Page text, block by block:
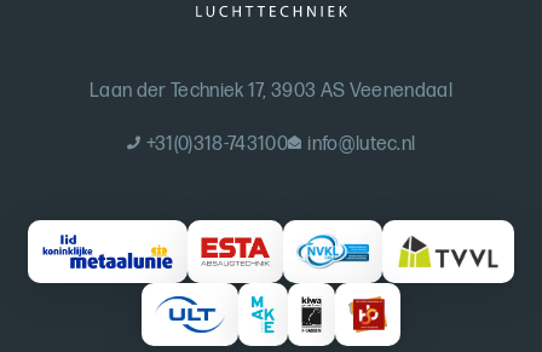
Laan der Techniek 17, 3903 AS Veenendaal
+31(0)318-743100 info@lutec.nl